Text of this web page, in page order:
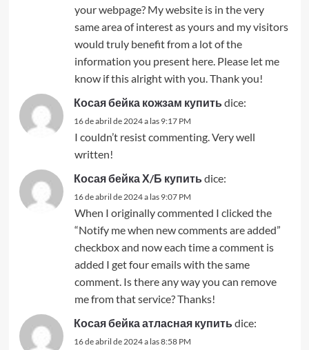
your webpage? My website is in the very
same area of interest as yours and my visitors
would truly benefit from a lot of the
information you present here. Please let me
know if this alright with you. Thank you!
Косая бейка кожзам купить dice:
16 de abril de 2024 a las 9:17 PM
I couldn’t resist commenting. Very well
written!
Косая бейка Х/Б купить dice:
16 de abril de 2024 a las 9:07 PM
When I originally commented I clicked the
“Notify me when new comments are added”
checkbox and now each time a comment is
added I get four emails with the same
comment. Is there any way you can remove
me from that service? Thanks!
Косая бейка атласная купить dice:
16 de abril de 2024 a las 8:58 PM